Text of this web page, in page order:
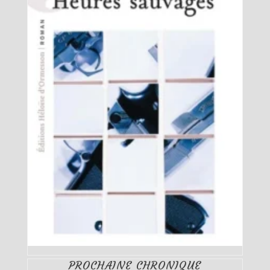
PROCHAINE CHRONIQUE